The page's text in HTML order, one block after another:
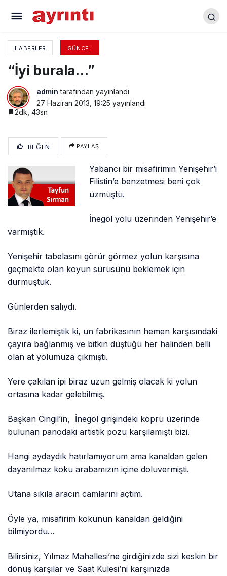
HABERLER GÜNCEL
“İyi burala…”
admin tarafından yayınlandı
27 Haziran 2013, 19:25 yayınlandı
2dk, 43sn
BEĞEN PAYLAŞ
Yabancı bir misafirimin Yenişehir’i
Filistin’e benzetmesi beni çok
üzmüştü.
İnegöl yolu üzerinden Yenişehir’e
varmıştık.
Yenişehir tabelasını görür görmez yolun karşısına
geçmekte olan koyun sürüsünü beklemek için
durmuştuk.
Günlerden salıydı.
Biraz ilerlemiştik ki, un fabrikasının hemen karşısındaki
çayıra bağlanmış ve bitkin düştüğü her halinden belli
olan at yolumuza çıkmıştı.
Yere çakılan ipi biraz uzun gelmiş olacak ki yolun
ortasına kadar gelebilmiş.
Başkan Cingil’in, İnegöl girişindeki köprü üzerinde
bulunan panodaki artistik pozu karşılamıştı bizi.
Hangi aydaydık hatırlamıyorum ama kanaldan gelen
dayanılmaz koku arabamızın içine doluvermişti.
Utana sıkıla aracın camlarını açtım.
Öyle ya, misafirim kokunun kanaldan geldiğini
bilmiyordu…
Bilirsiniz, Yılmaz Mahallesi’ne girdiğinizde sizi keskin bir
dönüş karşılar ve Saat Kulesi’ni karşınızda
BASKIYA KARŞI “DURDULAR”